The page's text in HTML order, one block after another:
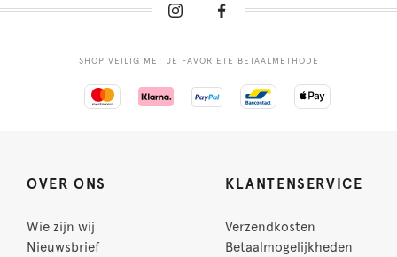
SHOP VEILIG MET JE FAVORIETE BETAALMETHODE
OVER ONS
Wie zijn wij
Nieuwsbrief
KLANTENSERVICE
Verzendkosten
Betaalmogelijkheden